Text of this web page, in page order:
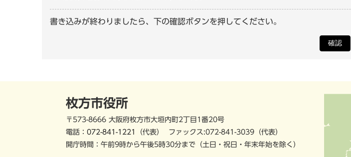
書き込みが終わりましたら、下の確認ボタンを押してください。
確認
枚方市役所
〒573-8666 大阪府枚方市大垣内町2丁目1番20号
電話： 072-841-1221 （代表） ファックス:072-841-3039（代表）
開庁時間：午前9時から午後5時30分まで （土日・祝日・年末年始を除く）